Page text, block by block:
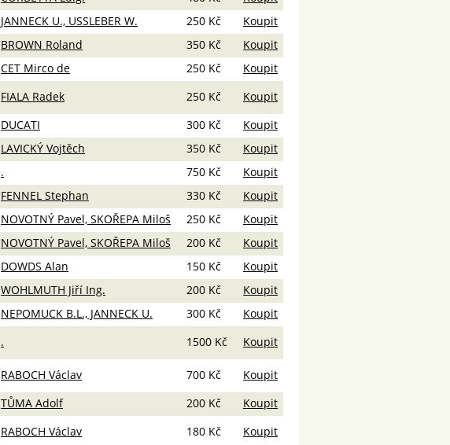
JANNECK U., USSLEBER W. 250 Kč
Koupit
BROWN Roland 350 Kč
Koupit
CET Mirco de 250 Kč
Koupit
FIALA Radek 250 Kč
Koupit
DUCATI 300 Kč
Koupit
LAVICKÝ Vojtěch 350 Kč
Koupit
. 750 Kč
Koupit
FENNEL Stephan 330 Kč
Koupit
NOVOTNÝ Pavel, SKOŘEPA Miloš 250 Kč
Koupit
NOVOTNÝ Pavel, SKOŘEPA Miloš 200 Kč
Koupit
DOWDS Alan 150 Kč
Koupit
WOHLMUTH Jiří Ing. 200 Kč
Koupit
NEPOMUCK B.L., JANNECK U. 300 Kč
Koupit
. 1500 Kč Koupit
RABOCH Václav 700 Kč
Koupit
TŮMA Adolf 200 Kč
Koupit
RABOCH Václav 180 Kč
Koupit